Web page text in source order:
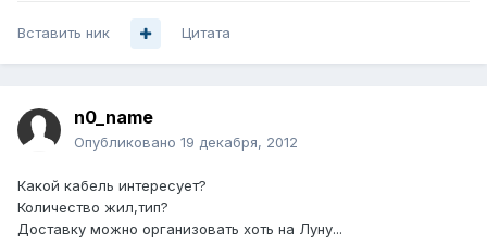
Вставить ник Цитата
n0_name
Опубликовано 19 декабря, 2012
Какой кабель интересует?
Количество жил,тип?
Доставку можно организовать хоть на Луну...